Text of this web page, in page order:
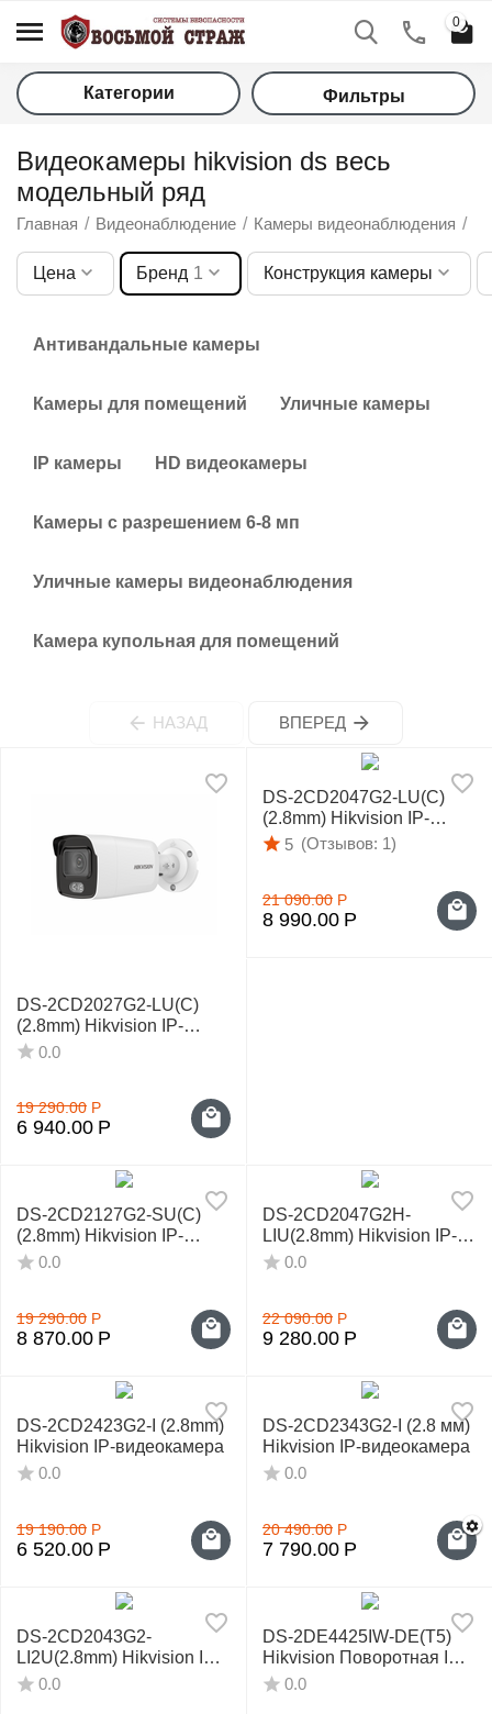
0
Категории Фильтры
Видеокамеры hikvision ds весь
модельный ряд
Главная / Видеонаблюдение / Камеры видеонаблюдения /
Цена Бренд 1 Конструкция камеры
Антивандальные камеры
Камеры для помещений Уличные камеры
IP камеры HD видеокамеры
Камеры с разрешением 6-8 мп
Уличные камеры видеонаблюдения
Камера купольная для помещений
НАЗАД ВПЕРЕД
DS-2CD2027G2-LU(C)
(2.8mm) Hikvision IP-
видеокамера
0.0
19 290.00 Р
6 940.00 Р
DS-2CD2047G2-LU(C)
(2.8mm) Hikvision IP-
видеокамера
(Отзывов: 1)
5
21 090.00 Р
8 990.00 Р
DS-2CD2127G2-SU(С)
(2.8mm) Hikvision IP-
видеокамера
0.0
19 290.00 Р
8 870.00 Р
DS-2CD2047G2H-
LIU(2.8mm) Hikvision IP-
видеокамера
0.0
22 090.00 Р
9 280.00 Р
DS-2CD2423G2-I (2.8mm)
Hikvision IP-видеокамера
0.0
19 190.00 Р
6 520.00 Р
DS-2CD2343G2-I (2.8 мм)
Hikvision IP-видеокамера
0.0
20 490.00 Р
7 790.00 Р
DS-2CD2043G2-
LI2U(2.8mm) Hikvision IP-
видеокамера
0.0
DS-2DE4425IW-DE(T5)
Hikvision Поворотная IP-
камера
0.0